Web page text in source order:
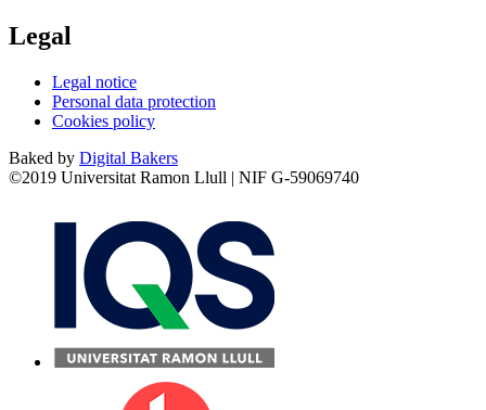
Legal
Legal notice
Personal data protection
Cookies policy
Baked by Digital Bakers
©2019 Universitat Ramon Llull | NIF G-59069740